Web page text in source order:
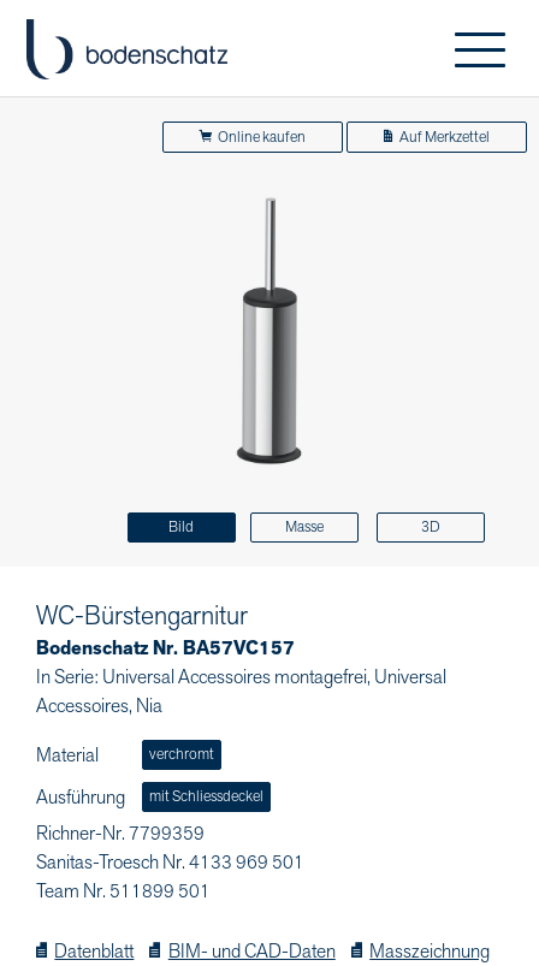
Bild Masse 3D
Online kaufen Auf Merkzettel
WC-Bürstengarnitur
Bodenschatz Nr. BA57VC157
In Serie: Universal Accessoires montagefrei, Universal
Accessoires, Nia
Material
verchromt
Ausführung mit Schliessdeckel
Richner-Nr. 7799359
Sanitas-Troesch Nr. 4133 969 501
Team Nr. 511899 501
Datenblatt BIM- und CAD-Daten
Masszeichnung